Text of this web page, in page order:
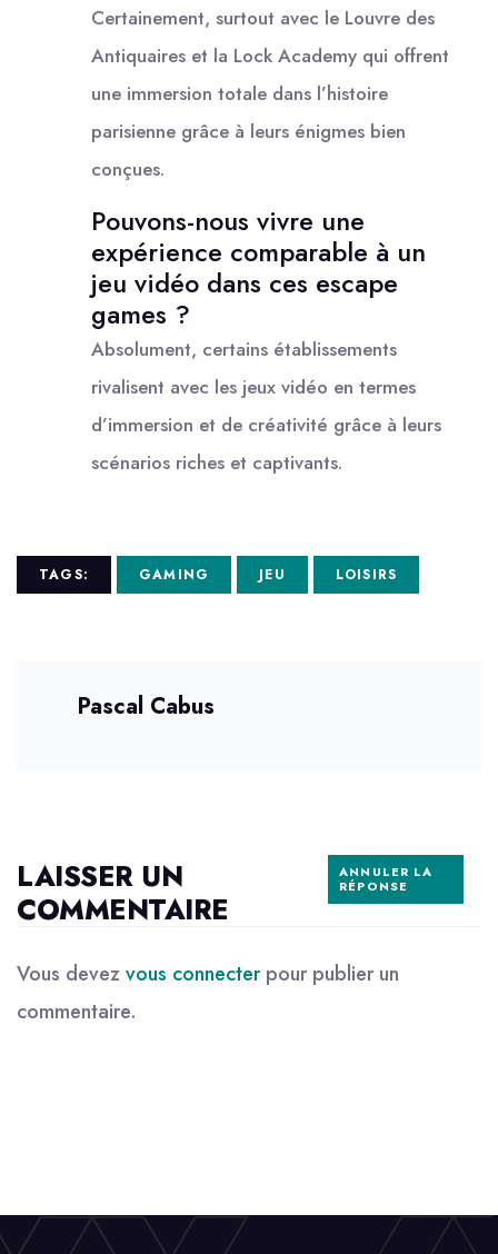
Certainement, surtout avec le Louvre des
Antiquaires et la Lock Academy qui offrent
une immersion totale dans l’histoire
parisienne grâce à leurs énigmes bien
conçues.
Pouvons-nous vivre une
expérience comparable à un
jeu vidéo dans ces escape
games ?
Absolument, certains établissements
rivalisent avec les jeux vidéo en termes
d’immersion et de créativité grâce à leurs
scénarios riches et captivants.
TAGS: GAMING JEU LOISIRS
Pascal Cabus
LAISSER UN
COMMENTAIRE
ANNULER LA
RÉPONSE
Vous devez vous connecterpour publier un
commentaire.